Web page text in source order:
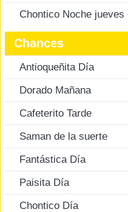
Chontico Noche jueves
Chances
Antioqueñita Día
Dorado Mañana
Cafeterito Tarde
Saman de la suerte
Fantástica Día
Paisita Día
Chontico Día